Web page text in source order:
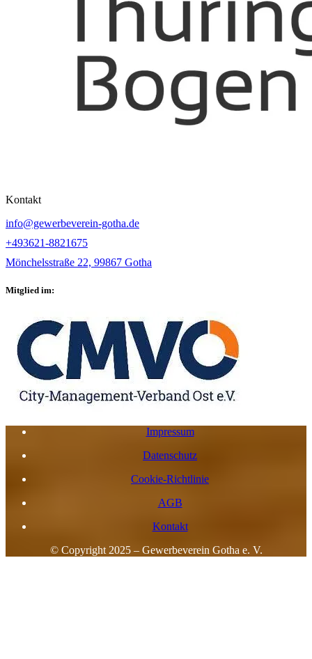
Kontakt
info@gewerbeverein-gotha.de
+493621-8821675
Mönchelsstraße 22, 99867 Gotha
Mitglied im:
Impressum
Datenschutz
Cookie-Richtlinie
AGB
Kontakt
© Copyright 2025 – Gewerbeverein Gotha e. V.